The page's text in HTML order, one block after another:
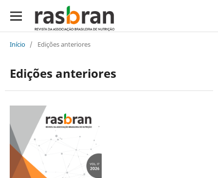
Início / Edições anteriores
Edições anteriores